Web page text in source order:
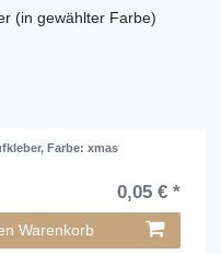
(in gewählter Farbe)
, Farbe: xmas
0,05 € *
Warenkorb